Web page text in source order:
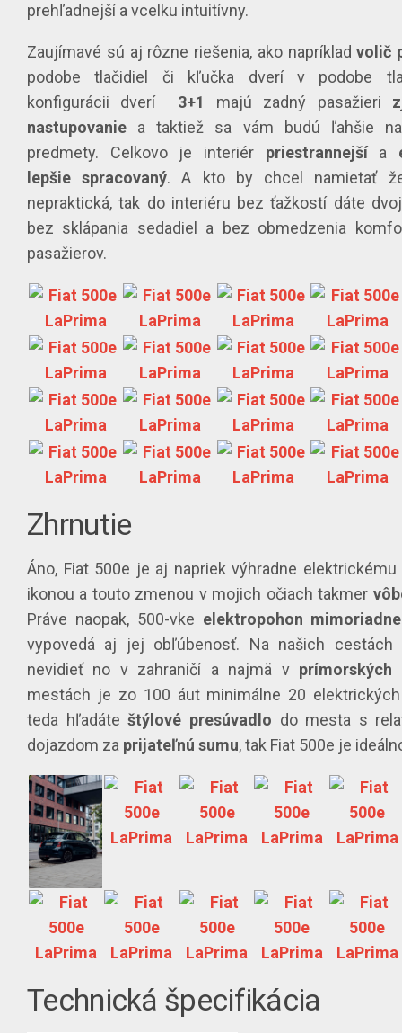
prehľadnejší a vcelku intuitívny.
Zaujímavé sú aj rôzne riešenia, ako napríkladvolič
podobe tlačidiel či kľučka dverí v podobe
konfigurácii dverí 3+1 majú zadný pasažieri
nastupovanie a taktiež sa vám budú ľahšie
predmety. Celkovo je interiér priestrannejšía
lepšie spracovaný. A kto by chcel namietať
nepraktická, tak do interiéru bez ťažkostí dáte
bez sklápania sedadiel a bez obmedzenia
pasažierov.
Zhrnutie
Áno, Fiat 500e je aj napriek výhradne
ikonou a touto zmenou v mojich očiach takmer
Práve naopak, 500-vke elektropohon mimoriadne
vypovedá aj jej obľúbenosť. Na našich
nevidieť no v zahraničí a najmä v prímorských
mestách je zo 100 áut minimálne 20
teda hľadáteštýlové presúvadlo do mesta s
dojazdom za prijateľnú sumu, tak Fiat 500e je
Technická špecifikácia